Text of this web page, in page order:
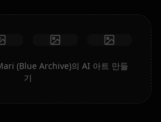
(Blue Archive)의 AI 아트 만들
기